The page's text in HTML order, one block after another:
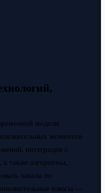
модели
моментов
интеграция с
а также алгоритмы,
заказы по
плюсы —